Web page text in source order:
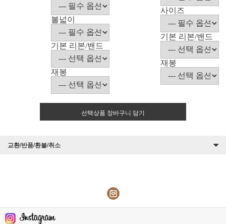
볼넓이
기본 리본/밴드
재봉
사이즈
기본 리본/밴드
재봉
선택상품 장바구니 담기
교환/반품/환불/취소